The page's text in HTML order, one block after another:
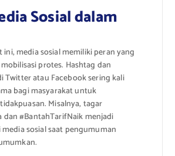
Sosial dalam
ini, media sosial memiliki peran yang
protes. Hashtag dan
Twitter atau Facebook sering kali
bagi masyarakat untuk
Misalnya, tagar
dan #BantahTarifNaik menjadi
sosial saat pengumuman